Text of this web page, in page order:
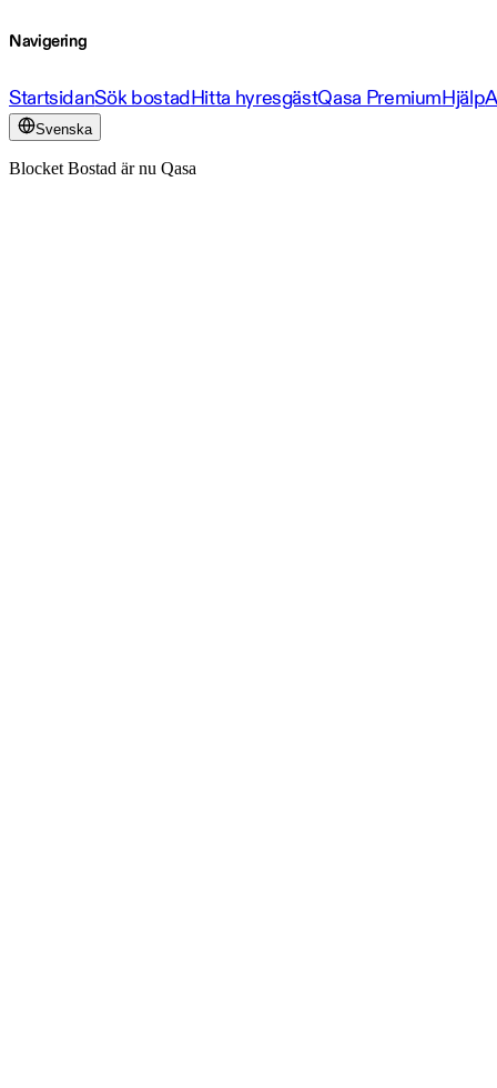
Navigering
StartsidanSök bostadHitta hyresgästQasa PremiumHjälp
Svenska
Blocket Bostad är nu Qasa